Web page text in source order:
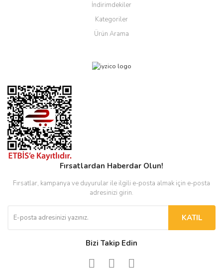
İndirimdekiler
Kategoriler
Ürün Arama
Fırsatlardan Haberdar Olun!
Fırsatlar, kampanya ve duyurular ile ilgili e-posta almak için e-posta
adresinizi girin.
KATIL
Bizi Takip Edin